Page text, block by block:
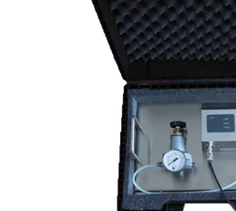
resultater.
FLEKSIBEL OVERVÅKING
Stasjonær
Velg mellom kontinuerlig
S1/S2-modellene eller
servicekofferten, tilpasset dine